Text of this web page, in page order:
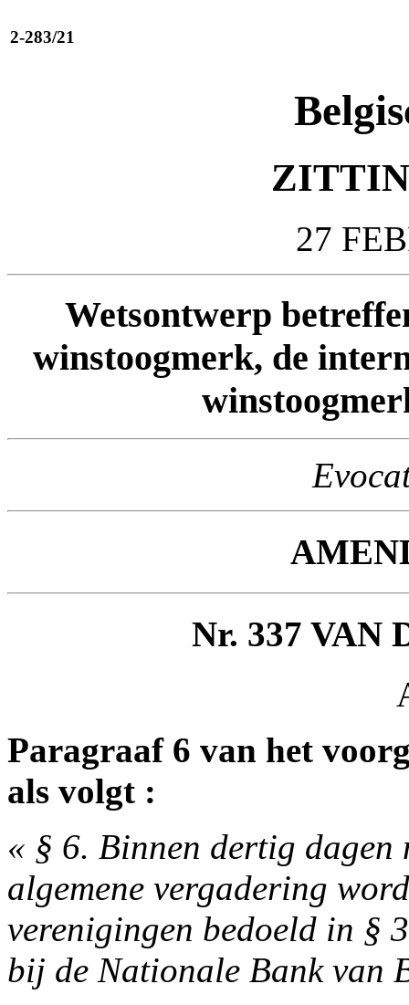
2-283/21
27
Wetsontwerp
winstoogmerk, de
Nr. 337 VAN
Paragraaf 6 van het
als volgt :
« § 6. Binnen dertig dagen
algemene vergadering
verenigingen bedoeld in §
bij de Nationale Bank van